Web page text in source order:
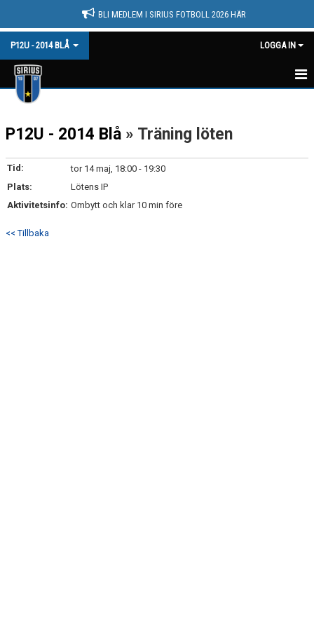
BLI MEDLEM I SIRIUS FOTBOLL 2026 HÄR
P12U - 2014 BLÅ LOGGA IN
HEM
NYHETER
KALENDER
MATCHER
P12U - 2014 Blå » Träning löten
Tid:
tor 14 maj, 18:00 - 19:30
Plats:
Lötens IP
Aktivitetsinfo: Ombytt och klar 10 min före
<< Tillbaka